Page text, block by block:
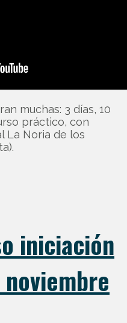
muchas: 3 días, 10
práctico, con
La Noria de los
iniciación
noviembre